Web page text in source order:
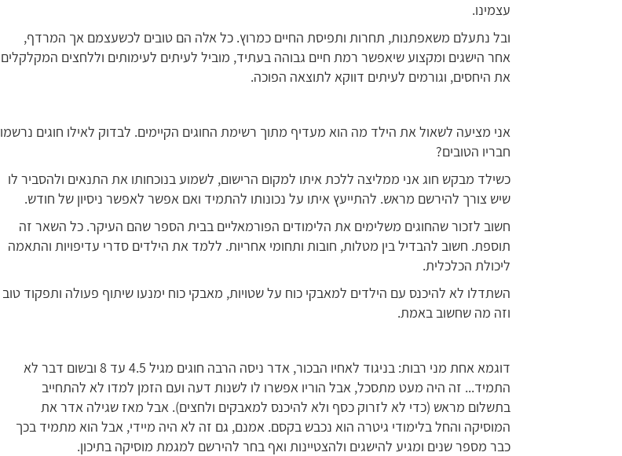
עצמינו.
ובל נתעלם משאפתנות, תחרות ותפיסת החיים כמרוץ. כל אלה הם טובים לכשעצמם אך המרדף,
אחר הישגים ומקצוע שיאפשר רמת חיים גבוהה בעתיד, מוביל לעיתים לעימותים וללחצים המקלקלים
את היחסים, וגורמים לעיתים דווקא לתוצאה הפוכה.
אני מציעה לשאול את הילד מה הוא מעדיף מתוך רשימת החוגים הקיימים. לבדוק לאילו חוגים נרשמו
חבריו הטובים?
כשילד מבקש חוג אני ממליצה ללכת איתו למקום הרישום, לשמוע בנוכחותו את התנאים ולהסביר לו
שיש צורך להירשם מראש. להתייעץ איתו על נכונותו להתמיד ואם אפשר לאפשר ניסיון של חודש.
חשוב לזכור שהחוגים משלימים את הלימודים הפורמאליים בבית הספר שהם העיקר. כל השאר זה
תוספת. חשוב להבדיל בין מטלות, חובות ותחומי אחריות. ללמד את הילדים סדרי עדיפויות והתאמה
ליכולת הכלכלית.
השתדלו לא להיכנס עם הילדים למאבקי כוח על שטויות, מאבקי כוח ימנעו שיתוף פעולה ותפקוד טוב
וזה מה שחשוב באמת.
דוגמא אחת מני רבות: בניגוד לאחיו הבכור, אדר ניסה הרבה חוגים מגיל 4.5 עד 8 ובשום דבר לא
התמיד... זה היה מעט מתסכל, אבל הוריו אפשרו לו לשנות דעה ועם הזמן למדו לא להתחייב
בתשלום מראש (כדי לא לזרוק כסף ולא להיכנס למאבקים ולחצים). אבל מאז שגילה אדר את
המוסיקה והחל בלימודי גיטרה הוא נכבש בקסם. אמנם, גם זה לא היה מיידי, אבל הוא מתמיד בכך
כבר מספר שנים ומגיע להישגים ולהצטיינות ואף בחר להירשם למגמת מוסיקה בתיכון.